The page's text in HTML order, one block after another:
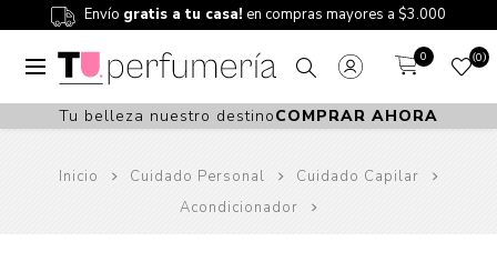
Envío gratis a tu casa! en compras mayores a $3.000
0 0
Tu belleza nuestro destinoCOMPRAR AHORA
Inicio Cuidado Personal
Cuidado Capilar
Acondicionador